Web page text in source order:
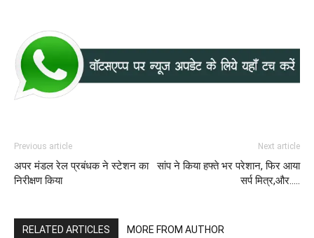
Previous article
अपर मंडल रेल प्रबंधक ने स्टेशन का
निरीक्षण किया
Next article
सांप ने किया हफ्ते भर परेशान, फिर आया
सर्प मित्र,और…..
RELATED ARTICLES MORE FROM AUTHOR